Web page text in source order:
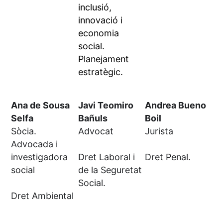
inclusió,
innovació i
economia
social.
Planejament
estratègic.
Ana de Sousa
Selfa
Sòcia.
Advocada i
investigadora
social
Dret Ambiental
Javi Teomiro
Bañuls
Advocat
Dret Laboral i
de la Seguretat
Social.
Andrea Bueno
Boil
Jurista
Dret Penal.